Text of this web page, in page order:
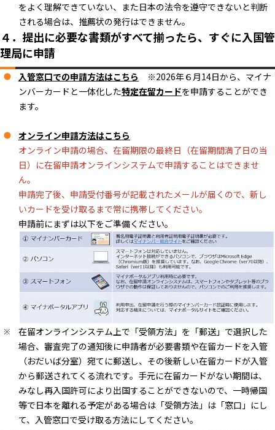
をよく理解できていない、また日本の法令を遵守できないと判断
される場合は、推薦状の発行はできません。
４．提出に必要な書類がすべて揃ったら、すぐに入国管
理局に申請
入管窓口での申請方法はこちら ※2026年６月14日から、マイナ
ンバーカードと一体化した特定在留カードを申請することができ
ます。
オンライン申請方法はこちら
オンライン申請の場合、在留期限の最終日（在留期間満了日の当
日）に在留申請オンラインシステムで申請することはできませ
ん。
申請完了後、申請受付番号が記載されたメールが届くので、新し
いカードを受け取るまで常に携帯してください。
申請前にまずは以下をご準備ください。
在留オンラインシステム上で「受領方法」を「郵送」で選択した
場合、審査完了の通知後に申請者が必要書類や在留カードを入管
（おだいば分室）宛てに郵送し、その後新しい在留カードが入管
から郵送されてくる流れです。手元に在留カードがない期間は、
みなし再入国許可により出国することができないので、一時帰国
等で日本を離れる予定がある場合は「受領方法」は「窓口」にし
て、入管窓口で受け取る方法にしてください。